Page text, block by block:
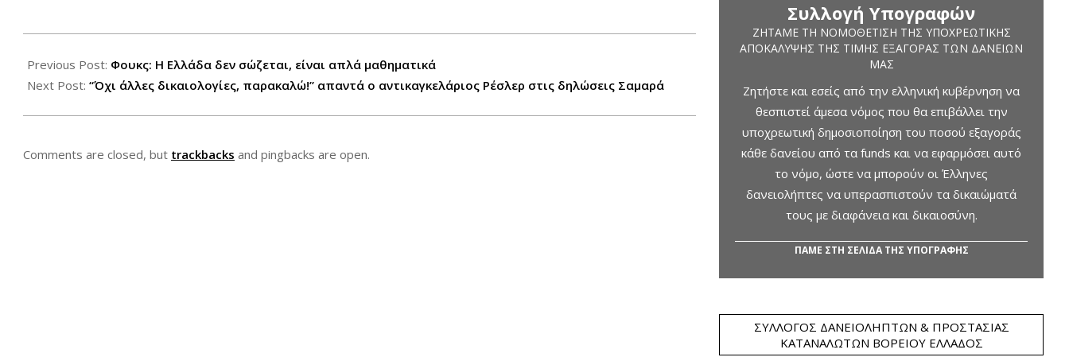
07-
28
Previous Post: Φουκς: Η Ελλάδα δεν σώζεται, είναι απλά μαθηματικά
Next Post: “Όχι άλλες δικαιολογίες, παρακαλώ!” απαντά ο αντικαγκελάριος Ρέσλερ στις δηλώσεις Σαμαρά
Comments are closed, but trackbacks and pingbacks are open.
Συλλογή Υπογραφών
ΖΗΤΆΜΕ ΤΗ ΝΟΜΟΘΈΤΙΣΗ ΤΗΣ ΥΠΟΧΡΕΩΤΙΚΉΣ
ΑΠΟΚΆΛΥΨΗΣ ΤΗΣ ΤΙΜΉΣ ΕΞΑΓΟΡΆΣ ΤΩΝ ΔΑΝΕΊΩΝ
ΜΑΣ
Ζητήστε και εσείς από την ελληνική κυβέρνηση να
θεσπιστεί άμεσα νόμος που θα επιβάλλει την
υποχρεωτική δημοσιοποίηση του ποσού εξαγοράς
κάθε δανείου από τα funds και να εφαρμόσει αυτό
το νόμο, ώστε να μπορούν οι Έλληνες
δανειολήπτες να υπερασπιστούν τα δικαιώματά
τους με διαφάνεια και δικαιοσύνη.
ΠΑΜΕ ΣΤΗ ΣΕΛΙΔΑ ΤΗΣ ΥΠΟΓΡΑΦΗΣ
ΣΎΛΛΟΓΟΣ ΔΑΝΕΙΟΛΗΠΤΏΝ & ΠΡΟΣΤΑΣΊΑΣ
ΚΑΤΑΝΑΛΩΤΏΝ ΒΟΡΕΊΟΥ ΕΛΛΆΔΟΣ